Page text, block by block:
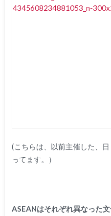
(こちらは、以前主催した、
ってます。）
ASEANはそれぞれ異なった